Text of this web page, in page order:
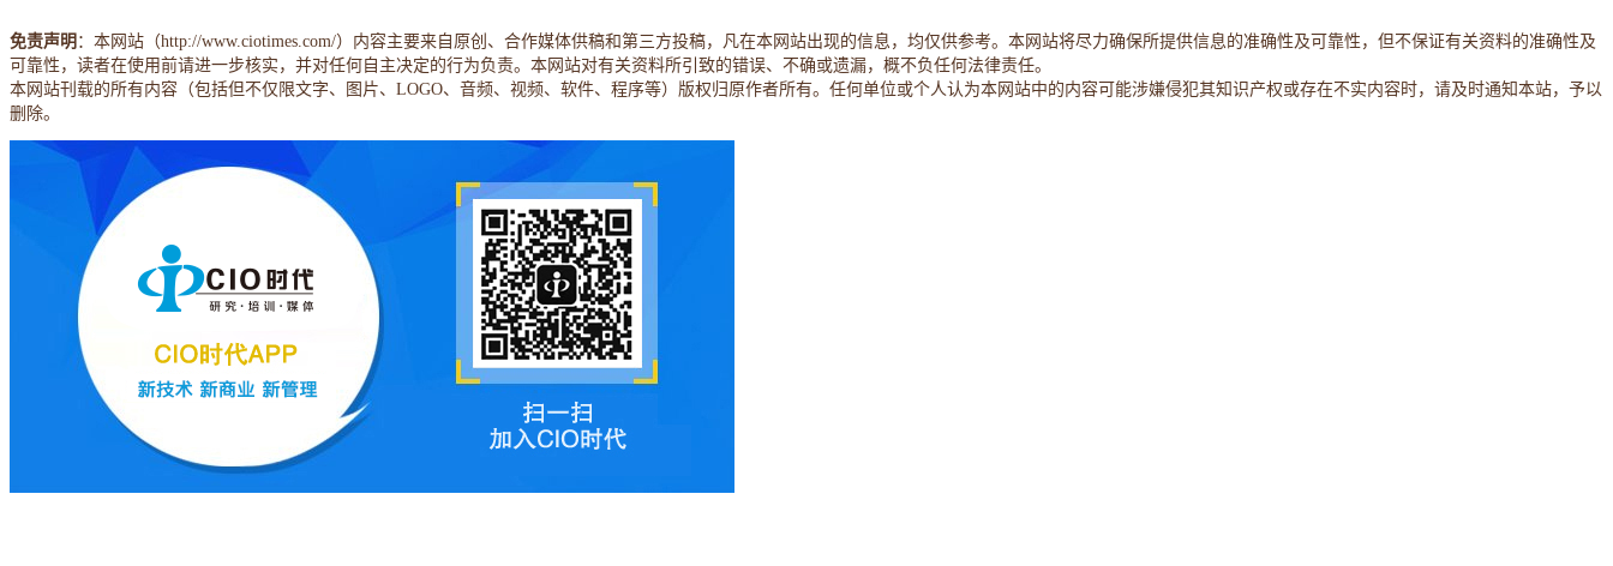
免责声明 ：本网站（http://www.ciotimes.com/）内容主要来自原创、合作媒体供稿和第三方投稿，凡在本网站出现的信息，均仅供参考。本网站将尽力确保所提供信息的准确性及可靠性，但不保证有关资料的准确性及
可靠性，读者在使用前请进一步核实，并对任何自主决定的行为负责。本网站对有关资料所引致的错误、不确或遗漏，概不负任何法律责任。
本网站刊载的所有内容（包括但不仅限文字、图片、LOGO、音频、视频、软件、程序等）版权归原作者所有。任何单位或个人认为本网站中的内容可能涉嫌侵犯其知识产权或存在不实内容时，请及时通知本站，予以
删除。